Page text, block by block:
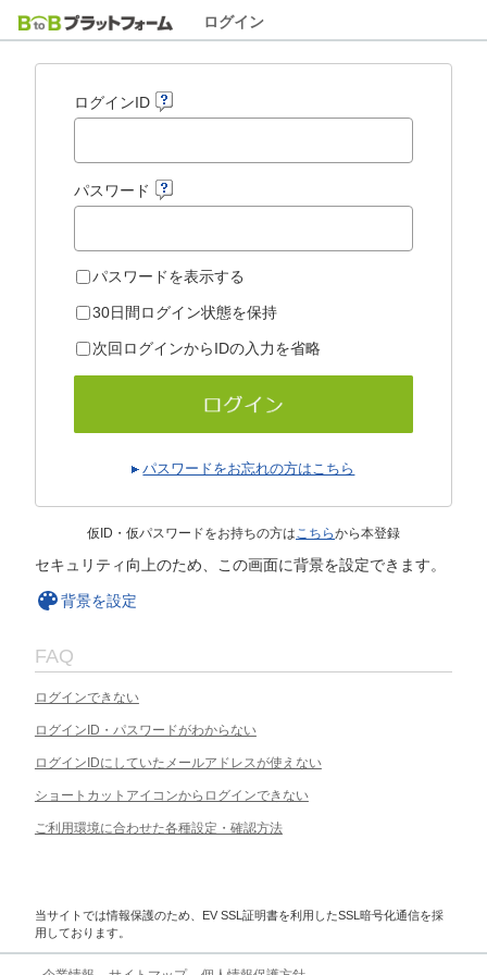
ログイン
ログインID
パスワード
パスワードを表示する
30日間ログイン状態を保持
次回ログインからIDの入力を省略
パスワードをお忘れの方はこちら
仮ID・仮パスワードをお持ちの方はこちらから本登録
セキュリティ向上のため、この画面に背景を設定できます。
背景を設定
FAQ
ログインできない
ログインID・パスワードがわからない
ログインIDにしていたメールアドレスが使えない
ショートカットアイコンからログインできない
ご利用環境に合わせた各種設定・確認方法
当サイトでは情報保護のため、EV SSL証明書を利用したSSL暗号化通信を採
用しております。